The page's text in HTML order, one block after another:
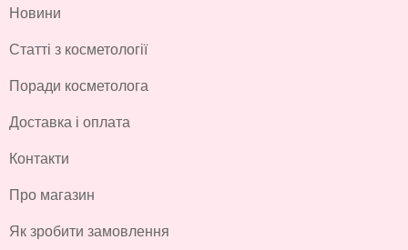
Новини
Статті з косметології
Поради косметолога
Доставка і оплата
Контакти
Про магазин
Як зробити замовлення